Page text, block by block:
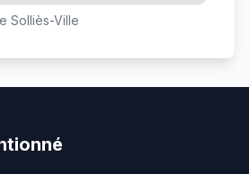
Solliès-Ville